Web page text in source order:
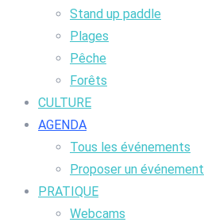
Stand up paddle
Plages
Pêche
Forêts
CULTURE
AGENDA
Tous les événements
Proposer un événement
PRATIQUE
Webcams